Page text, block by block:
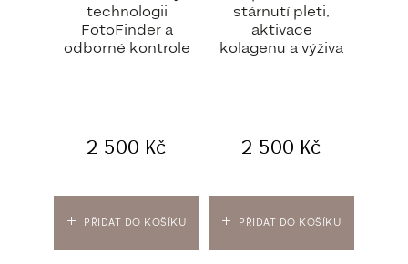
PŘIDAT DO KOŠÍKU
technologii
FotoFinder a
odborné kontrole
2 500 Kč
PŘIDAT DO KOŠÍKU
stárnutí pleti,
aktivace
kolagenu a výživa
2 500 Kč